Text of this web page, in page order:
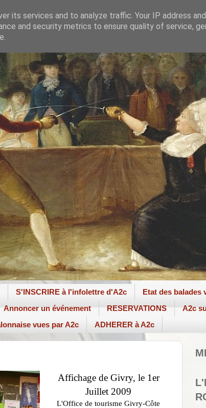
S'INSCRIRE à l'infolettre d'A2c Etat des balades
Annoncer un événement RESERVATIONS
A2c
vues par A2c
ADHERER à A2c
Affichage de Givry, le 1er
Juillet 2009
L'Office de tourisme Givry-Côte
its services and to analyze traffic. Your IP address
and security metrics to ensure quality of service,